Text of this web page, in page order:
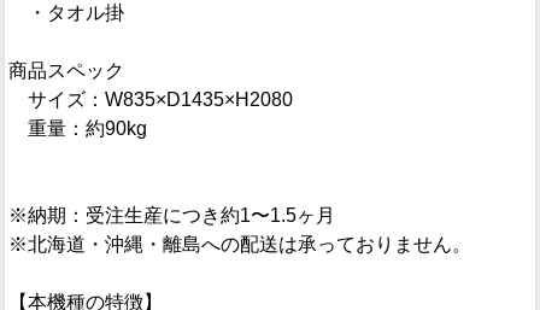
・タオル掛
商品スペック
サイズ：W835×D1435×H2080
重量：約90kg
※納期：受注生産につき約1〜1.5ヶ月
※北海道・沖縄・離島への配送は承っておりません。
【本機種の特徴】